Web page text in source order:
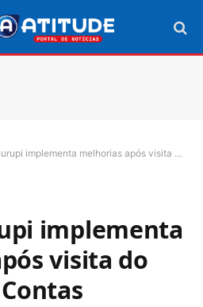
implementa melhorias após visita do Tribunal de Contas
implementa
visita do